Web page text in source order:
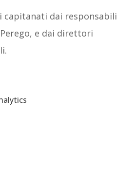
capitanati dai responsabili
e dai direttori